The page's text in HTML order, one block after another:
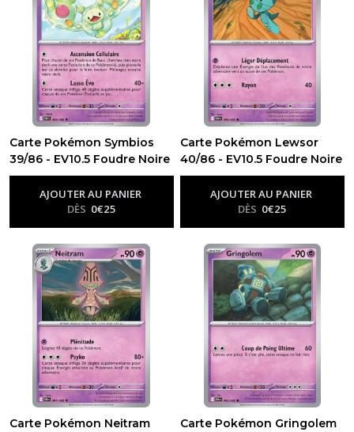
Carte Pokémon Symbios
39/86 - EV10.5 Foudre Noire
-Ev10.5 - Foudre Noire
AJOUTER AU PANIER
DÈS 0€25
Carte Pokémon Lewsor
40/86 - EV10.5 Foudre Noire
-Ev10.5 - Foudre Noire
AJOUTER AU PANIER
DÈS 0€25
Carte Pokémon Neitram
Carte Pokémon Gringolem